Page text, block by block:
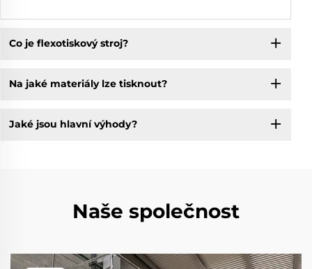
Co je flexotiskový stroj?
Na jaké materiály lze tisknout?
Jaké jsou hlavní výhody?
Naše společnost